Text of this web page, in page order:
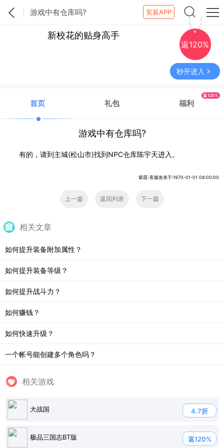
游戏中有仓库吗? 安装APP
新校花的贴身高手
返120%
秒开进入
首页 礼包 福利
返120%
游戏中有仓库吗?
有的，请到主城(松山市)找到NPC仓库陈宇天进入。
紫霞-客服发表于:1970-01-01 08:00:00
上一篇 返回列表 下一篇
相关文章
如何提升装备附加属性？
如何提升装备等级？
如何提升战斗力？
如何赚钱？
如何快速升级？
一个帐号能创建多个角色吗？
相关游戏
大战国 4.7折
极品三国志BT版 返120%